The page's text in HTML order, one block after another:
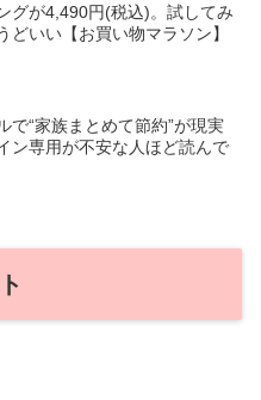
グが4,490円(税込)。試してみ
どいい【お買い物マラソン】
で“家族まとめて節約”が現実
ン専用が不安な人ほど読んで